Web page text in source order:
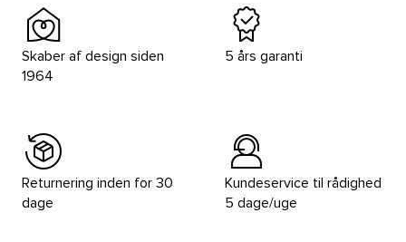
Skaber af design siden
1964
5 års garanti
Returnering inden for 30
dage
Kundeservice til rådighed
5 dage/uge